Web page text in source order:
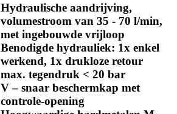
Hydraulische aandrijving,
volumestroom van 35 - 70 l/min,
met ingebouwde vrijloop
Benodigde hydrauliek: 1x enkel
werkend, 1x drukloze retour
max. tegendruk < 20 bar
V – snaar beschermkap met
controle-opening